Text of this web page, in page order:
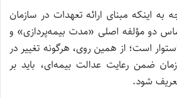
به اینکه مبنای ارائه تعهدات در سازمان
دو مؤلفه اصلی «مدت بیمه‌پردازی» و
است؛ از همین روی، هرگونه تغییر در
ضمن رعایت عدالت بیمه‌ای، باید بر
شود.